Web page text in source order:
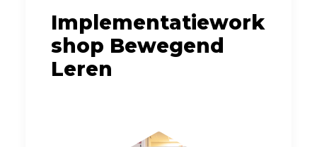
Implementatiework
shop Bewegend
Leren